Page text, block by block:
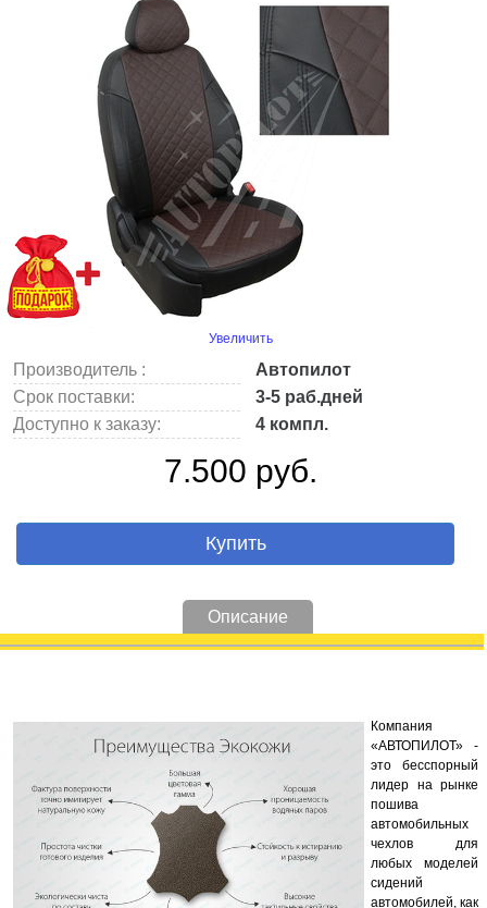
Увеличить
Производитель :
Автопилот
Срок поставки:
3-5 раб.дней
Доступно к заказу:
4 компл.
7.500 руб.
Купить
Описание
Компания
«АВТОПИЛОТ» -
это бесспорный
лидер на рынке
пошива
автомобильных
чехлов для
любых моделей
сидений
автомобилей, как